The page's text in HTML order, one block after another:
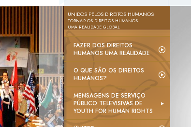
UNIDOS PELOS DIREITOS HUMANOS
TORNAR OS DIREITOS HUMANOS
UMA REALIDADE GLOBAL
FAZER DOS DIREITOS
HUMANOS UMA REALIDADE
O QUE SÃO OS DIREITOS
HUMANOS?
MENSAGENS DE SERVIÇO
PÚBLICO TELEVISIVAS DE
YOUTH FOR HUMAN RIGHTS